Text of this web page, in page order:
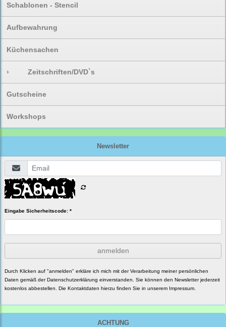
Schablonen - Stencil
Aufbewahrung
Küchensachen
› Zeitschriften/DVD`s
Gutscheine
Workshops
Newsletter
Eingabe Sicherheitscode: *
anmelden
Durch Klicken auf "anmelden" erkläre ich mich mit der Verarbeitung meiner persönlichen
Daten gemäß derDatenschutzerklärung einverstanden. Sie können den Newsletter jederzeit
kostenlos abbestellen. Die Kontaktdaten hierzu finden Sie in unserem Impressum.
ACHTUNG